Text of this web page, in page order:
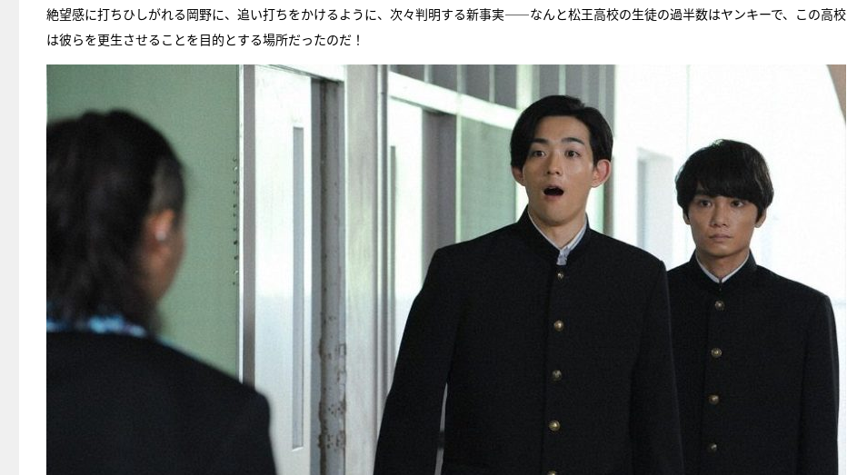
絶望感に打ちひしがれる岡野に、追い打ちをかけるように、次々判明する新事実――なんと松王高校の生徒の過半数はヤンキーで、この高校
は彼らを更生させることを目的とする場所だったのだ！